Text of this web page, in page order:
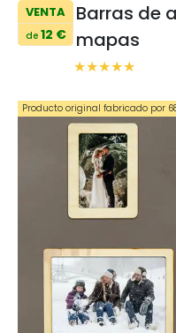
VENTA
de12 €
Barras de
mapas
Producto original fabricado por